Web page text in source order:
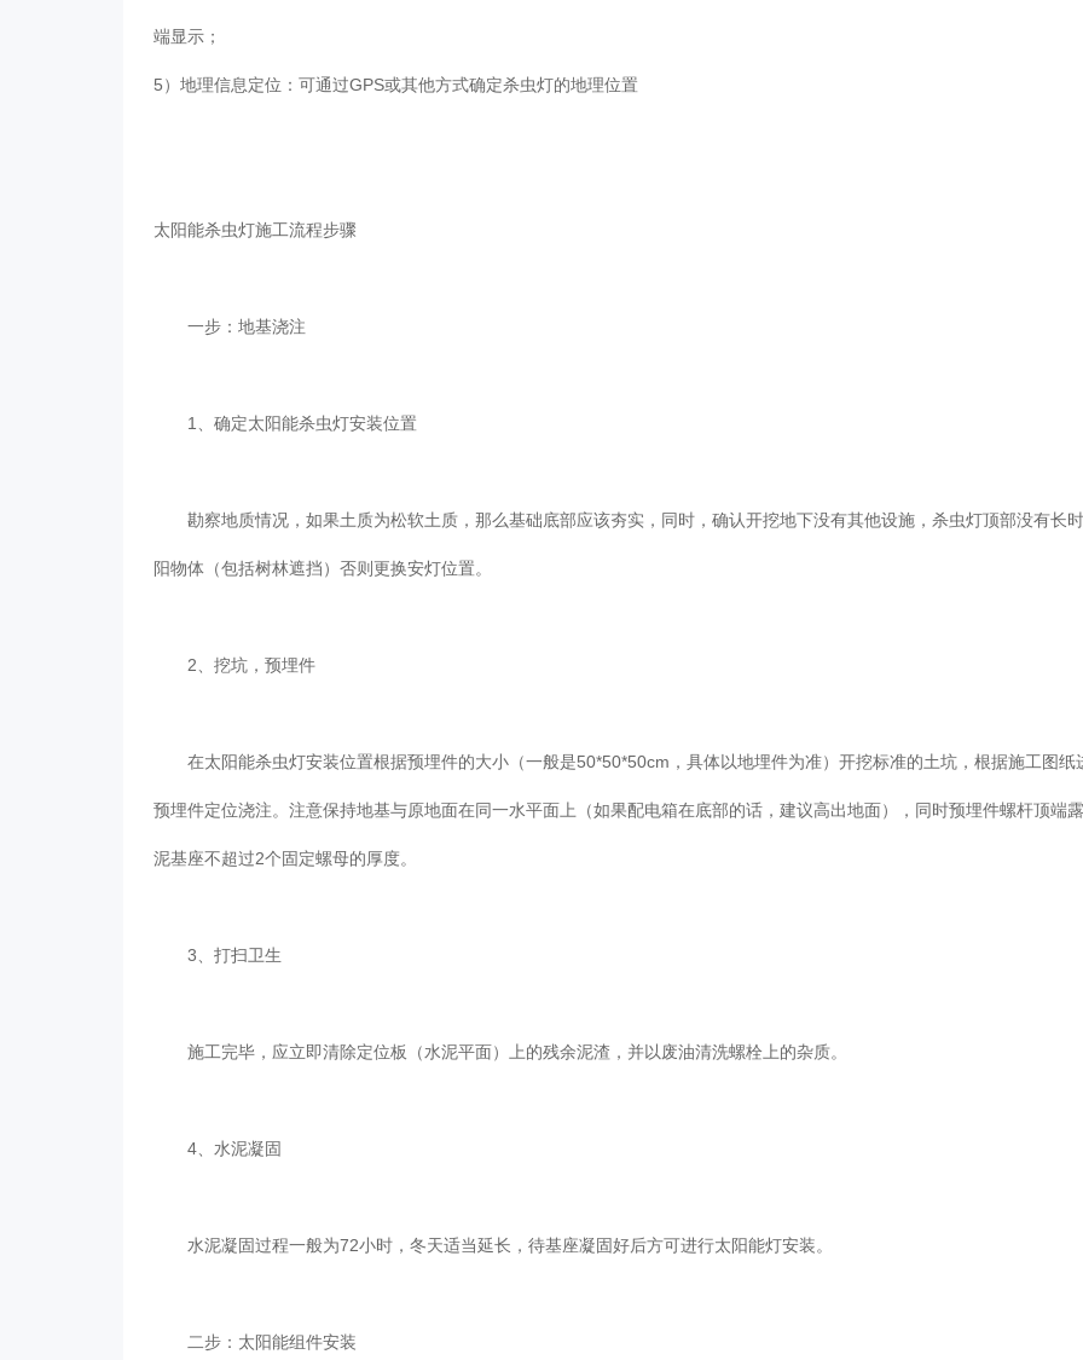
端显示；
5）地理信息定位：可通过GPS或其他方式确定杀虫灯的地理位置
太阳能杀虫灯施工流程步骤
一步：地基浇注
1、确定太阳能杀虫灯安装位置
勘察地质情况，如果土质为松软土质，那么基础底部应该夯实，同时，确认开挖地下没有其他设施，杀虫灯顶部没有长
阳物体（包括树林遮挡）否则更换安灯位置。
2、挖坑，预埋件
在太阳能杀虫灯安装位置根据预埋件的大小（一般是50*50*50cm，具体以地埋件为准）开挖标准的土坑，根据施工图纸
预埋件定位浇注。注意保持地基与原地面在同一水平面上（如果配电箱在底部的话，建议高出地面），同时预埋件螺杆顶端
泥基座不超过2个固定螺母的厚度。
3、打扫卫生
施工完毕，应立即清除定位板（水泥平面）上的残余泥渣，并以废油清洗螺栓上的杂质。
4、水泥凝固
水泥凝固过程一般为72小时，冬天适当延长，待基座凝固好后方可进行太阳能灯安装。
二步：太阳能组件安装